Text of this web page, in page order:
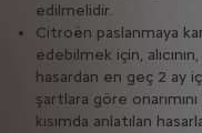
edilmelidir.
Citroën paslanmaya
edebilmek için,
hasardan en geç 2 ay
şartlara göre
kısımda anlatılan